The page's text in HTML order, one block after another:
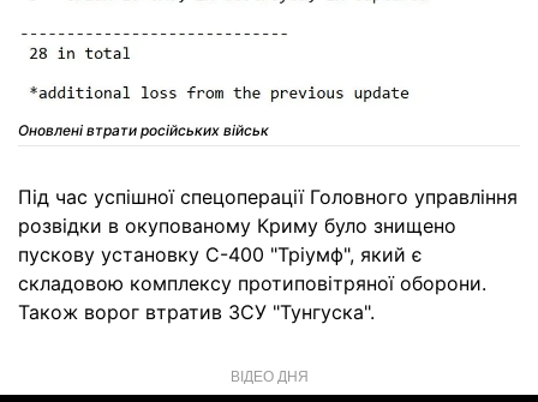
Оновлені втрати російських військ
Під час успішної спецоперації Головного управління
розвідки в окупованому Криму було знищено
пускову установку С-400 "Тріумф", який є
складовою комплексу протиповітряної оборони.
Також ворог втратив ЗСУ "Тунгуска".
ВІДЕО ДНЯ